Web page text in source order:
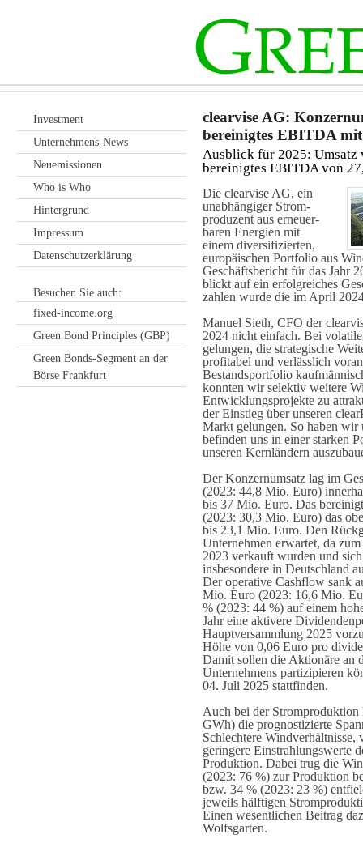
clearvise AG:
bereinigtes EBITDA
Ausblick für 2025: Umsatz
bereinigtes EBITDA von
Die clearvise AG, ein
unab­hängiger Strom­
produzent aus erneuer­
baren Energien mit
einem diversi­fizierten,
euro­päischen Portfolio aus
Geschäfts­bericht für das Jahr
blickt auf ein erfolg­reiches
zahlen wurde die im April
Manuel Sieth, CFO der
2024 nicht einfach. Bei
gelungen, die strategische
profitabel und verlässlich
Bestandsportfolio
konnten wir selektiv weitere
Entwicklungsprojekte zu
der Einstieg über unseren
Markt gelungen. So haben wir
befinden uns in einer starken
unseren Kernländern
Der Konzernumsatz lag im
(2023: 44,8 Mio. Euro)
bis 37 Mio. Euro. Das
(2023: 30,3 Mio. Euro) das
bis 23,1 Mio. Euro. Den
Unternehmen erwartet, da
2023 verkauft wurden und
insbesondere in Deutschland
Der operative Cashflow sank
Mio. Euro (2023: 16,6 Mio.
% (2023: 44 %) auf einem
Jahr eine aktivere
Hauptversammlung 2025
Höhe von 0,06 Euro pro
Damit sollen die Aktionäre an
Unternehmens partizipieren
04. Juli 2025 stattfinden.
Auch bei der
GWh) die prognostizierte
Schlechtere
geringere Einstrahlungswerte
Produktion. Dabei trug die
(2023: 76 %) zur Produktion
bzw. 34 % (2023: 23 %)
jeweils hälftigen
Einen wesentlichen Beitrag
Wolfsgarten.
Investment
Unternehmens-News
Neuemissionen
Who is Who
Hintergrund
Impressum
Datenschutzerklärung
Besuchen Sie auch:
fixed-income.org
Green Bond Principles (GBP)
Green Bonds-Segment an der
Börse Frankfurt